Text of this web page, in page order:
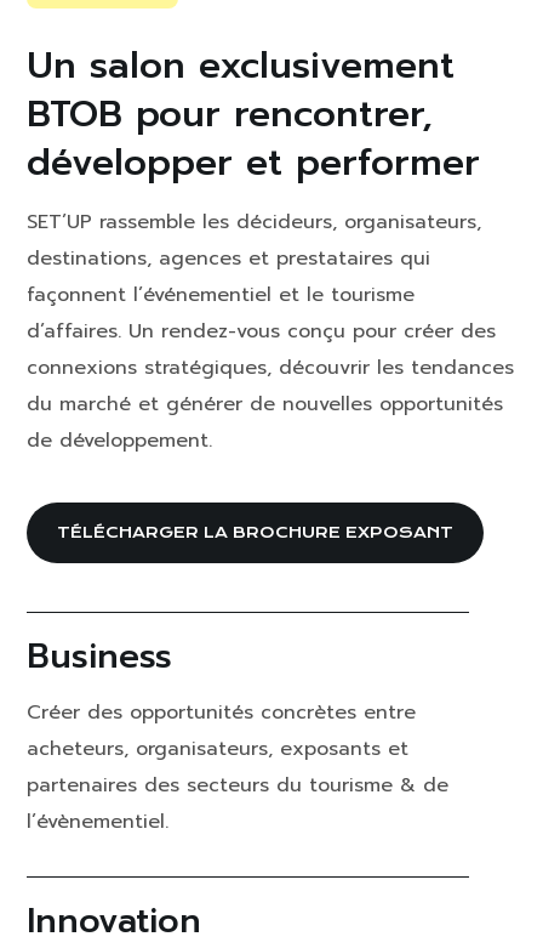
Un salon exclusivement
BTOB pour rencontrer,
développer et performer
SET’UP rassemble les décideurs, organisateurs,
destinations, agences et prestataires qui
façonnent l’événementiel et le tourisme
d’affaires. Un rendez-vous conçu pour créer des
connexions stratégiques, découvrir les tendances
du marché et générer de nouvelles opportunités
de développement.
TÉLÉCHARGER LA BROCHURE EXPOSANT
Business
Créer des opportunités concrètes entre
acheteurs, organisateurs, exposants et
partenaires des secteurs du tourisme & de
l’évènementiel.
Innovation